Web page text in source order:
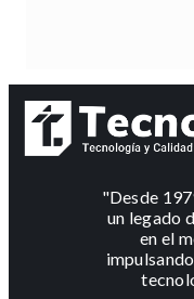
"Desde
un legado
en el